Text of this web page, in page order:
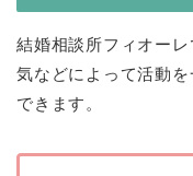
結婚相談所フィオー
気などによって活動
できます。